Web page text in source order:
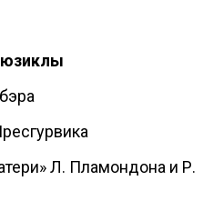
Л. Пламондона и Р.